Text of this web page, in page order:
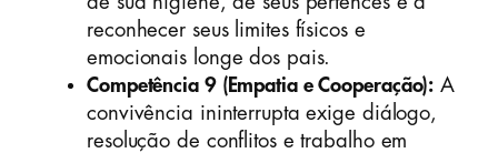
reconhecer seus limites físicos e
emocionais longe dos pais.
Competência 9 (Empatia e Cooperação): A
convivência ininterrupta exige diálogo,
resolução de conflitos e trabalho em